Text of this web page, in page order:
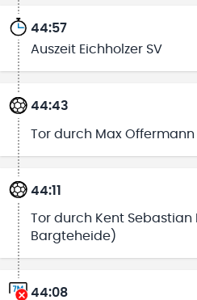
44:57
Auszeit Eichholzer SV
44:43
Tor durch Max Offermann
44:11
Tor durch Kent Sebastian
Bargteheide)
44:08